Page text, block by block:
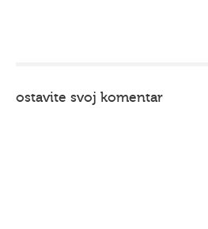
ostavite svoj komentar